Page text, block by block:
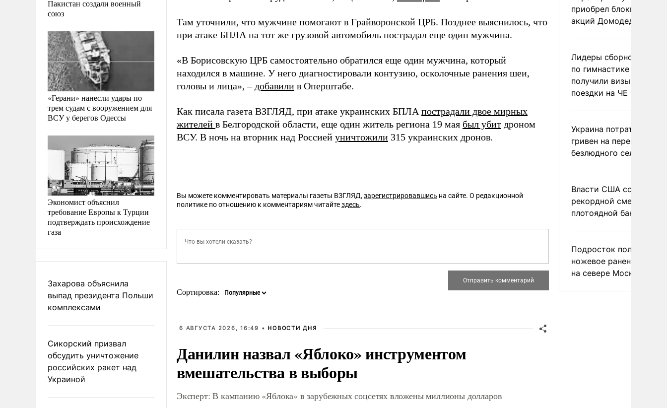
Пакистан создали военный
союз
«Герани» нанесли удары по
трем судам с вооружением для
ВСУ у берегов Одессы
Экономист объяснил
требование Европы к Турции
подтверждать происхождение
газа
Захарова объяснила
выпад президента Польши
комплексами
Сикорский призвал
обсудить уничтожение
российских ракет над
Украиной
Там уточнили, что мужчине помогают в Грайворонской ЦРБ. Позднее выяснилось, что
при атаке БПЛА на тот же грузовой автомобиль пострадал еще один мужчина.
«В Борисовскую ЦРБ самостоятельно обратился еще один мужчина, который
находился в машине. У него диагностировали контузию, осколочные ранения шеи,
головы и лица», – добавили в Оперштабе.
Как писала газета ВЗГЛЯД, при атаке украинских БПЛА пострадали двое мирных
жителей в Белгородской области, еще один житель региона 19 мая был убит дроном
ВСУ. В ночь на вторник над Россией уничтожили 315 украинских дронов.
Вы можете комментировать материалы газеты ВЗГЛЯД, зарегистрировавшись на сайте. О редакционной
политике по отношению к комментариям читайтездесь.
Сортировка:
6 АВГУСТА 2026, 16:49 • НОВОСТИ ДНЯ
Данилин назвал «Яблоко» инструментом
вмешательства в выборы
Эксперт: В кампанию «Яблока» в зарубежных соцсетях вложены миллионы долларов
приобрел блокпакет
акций Домодедово
Лидеры сборной
по гимнастике не
получили визы для
поездки на ЧЕ
Украина потратила 1
гривен на
безлюдного села
Власти США сообщили
рекордной смертности
плотоядной бактерии
Подросток получил
ножевое ранение в
на севере Москвы